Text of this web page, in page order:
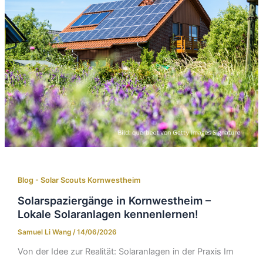
Blog - Solar Scouts Kornwestheim​
Solarspaziergänge in Kornwestheim –
Lokale Solaranlagen kennenlernen!
Samuel Li Wang /14/06/2026
Von der Idee zur Realität: Solaranlagen in der Praxis Im